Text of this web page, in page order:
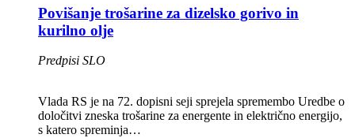
Povišanje trošarine za dizelsko gorivo in
kurilno olje
Predpisi SLO
Vlada RS je na 72. dopisni seji sprejela spremembo Uredbe o
določitvi zneska trošarine za energente in električno energijo,
s katero spreminja…